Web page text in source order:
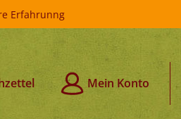
Erfahrunng
Mein Konto